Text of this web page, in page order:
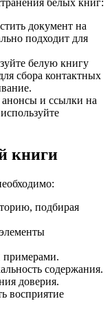
белых книг:
документ на
подходит для
белую книгу
сбора контактных
и ссылки на
книги
подбирая
примерами.
содержания.
доверия.
восприятие